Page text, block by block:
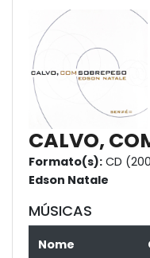
CALVO,
Formato(s): CD
Edson Natale
MÚSICAS
Nome